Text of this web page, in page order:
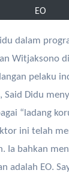
EO
Witjaksono
pelaku
Said Didu
“ladang
ini telah
Ia bahkan
adalah EO.